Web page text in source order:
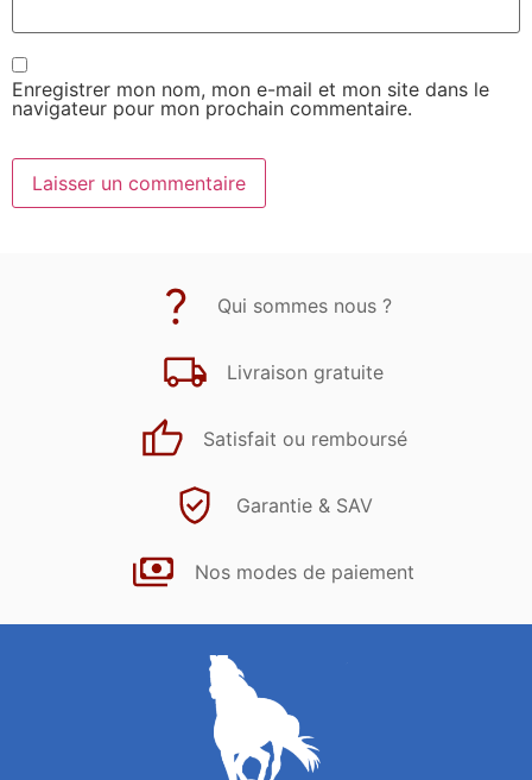
Enregistrer mon nom, mon e-mail et mon site dans le
navigateur pour mon prochain commentaire.
Qui sommes nous ?
Livraison gratuite
Satisfait ou remboursé
Garantie & SAV
Nos modes de paiement